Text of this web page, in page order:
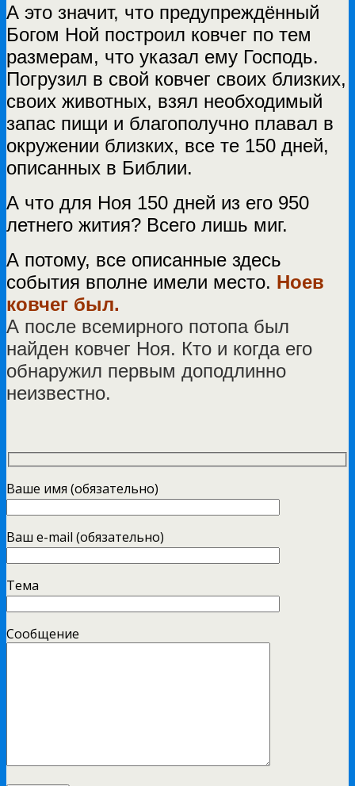
А это значит, что предупреждённый
Богом Ной построил ковчег по тем
размерам, что указал ему Господь.
Погрузил в свой ковчег своих близких,
своих животных, взял необходимый
запас пищи и благополучно плавал в
окружении близких, все те 150 дней,
описанных в Библии.
А что для Ноя 150 дней из его 950
летнего жития? Всего лишь миг.
А потому, все описанные здесь
события вполне имели место. Ноев
ковчег был.
А после всемирного потопа был
найден ковчег Ноя. Кто и когда его
обнаружил первым доподлинно
неизвестно.
Ваше имя (обязательно)
Ваш e-mail (обязательно)
Тема
Сообщение